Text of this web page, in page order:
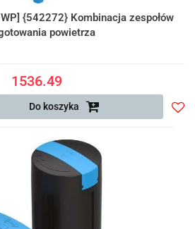
{542272} Kombinacja zespołów
powietrza
1536.49
Do koszyka